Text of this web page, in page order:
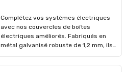
Complétez vos systèmes électriques
avec nos couvercles de boîtes
électriques améliorés. Fabriqués en
métal galvanisé robuste de 1,2 mm, ils